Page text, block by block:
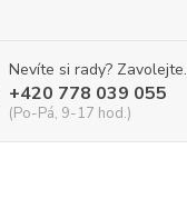
Nevíte si rady? Zavolejte.
+420 778 039 055
(Po-Pá, 9-17 hod.)